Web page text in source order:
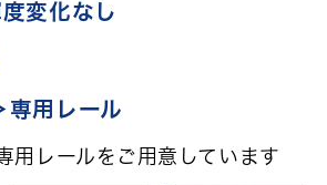
変化なし
専用レール
用レールをご用意しています